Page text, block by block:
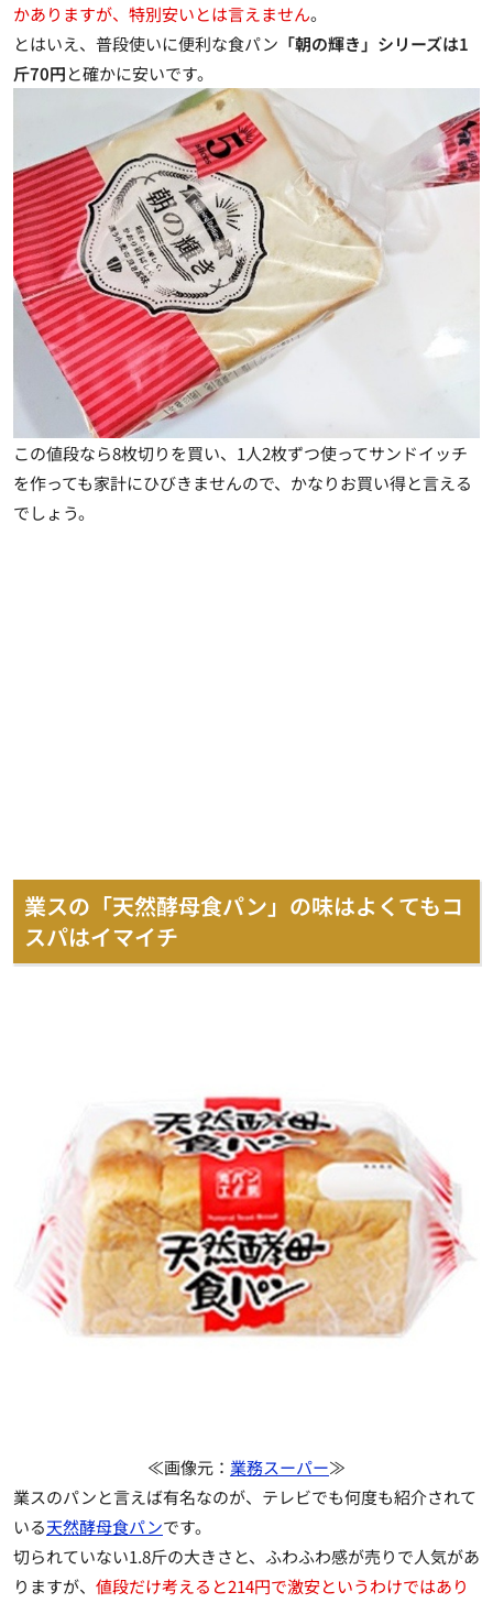
かありますが、特別安いとは言えません。
とはいえ、普段使いに便利な食パン 「朝の輝き」シリーズは1
斤70円と確かに安いです。
この値段なら8枚切りを買い、1人2枚ずつ使ってサンドイッチ
を作っても家計にひびきませんので、かなりお買い得と言える
でしょう。
業スの「天然酵母食パン」の味はよくてもコ
スパはイマイチ
≪画像元： 業務スーパー≫
業スのパンと言えば有名なのが、テレビでも何度も紹介されて
いる天然酵母食パンです。
切られていない1.8斤の大きさと、ふわふわ感が売りで人気があ
りますが、 値段だけ考えると214円で激安というわけではあり